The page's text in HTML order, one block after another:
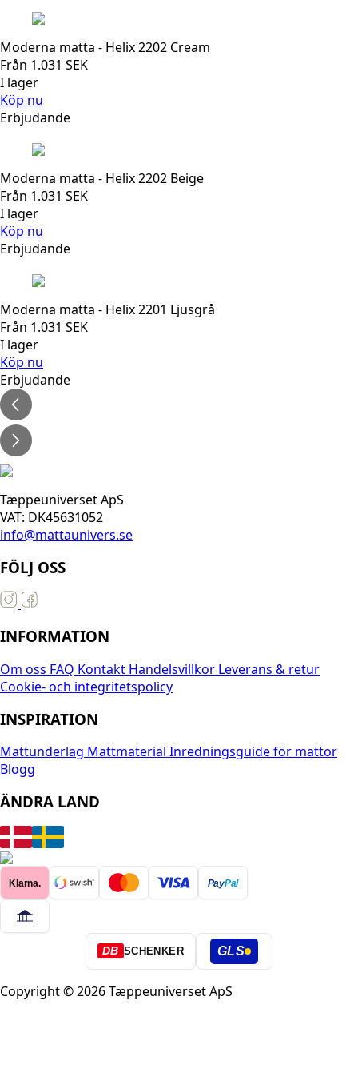
Moderna matta - Helix 2202 Cream
Från 1.031 SEK
I lager
Köp nu
Erbjudande
Moderna matta - Helix 2202 Beige
Från 1.031 SEK
I lager
Köp nu
Erbjudande
Moderna matta - Helix 2201 Ljusgrå
Från 1.031 SEK
I lager
Köp nu
Erbjudande
Tæppeuniverset ApS
VAT: DK45631052
info@mattaunivers.se
FÖLJ OSS
INFORMATION
Om oss FAQ Kontakt Handelsvillkor Leverans & retur
Cookie- och integritetspolicy
INSPIRATION
Mattunderlag Mattmaterial Inredningsguide för mattor
Blogg
ÄNDRA LAND
Klarna. PayPal
DB SCHENKER GLS
Copyright © 2026 Tæppeuniverset ApS